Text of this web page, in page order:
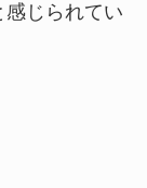
感じられてい